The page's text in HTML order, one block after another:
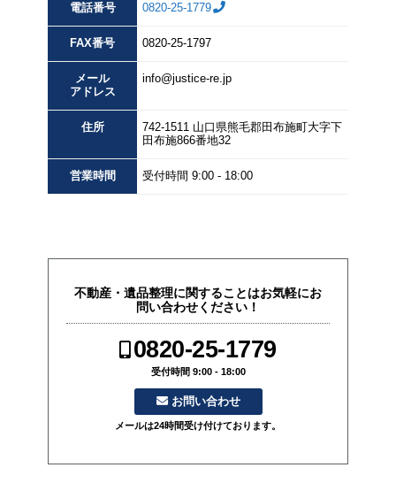
電話番号 0820-25-1779
FAX番号 0820-25-1797
メール
アドレス
info@justice-re.jp
住所 742-1511 山口県熊毛郡田布施町大字下
田布施866番地32
営業時間 受付時間 9:00 - 18:00
不動産・遺品整理に関することはお気軽にお
問い合わせください！
0820-25-1779
受付時間 9:00 - 18:00
お問い合わせ
メールは24時間受け付けております。